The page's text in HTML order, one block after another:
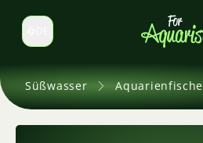
Sprache wechseln
Süßwasser Aquarienfische